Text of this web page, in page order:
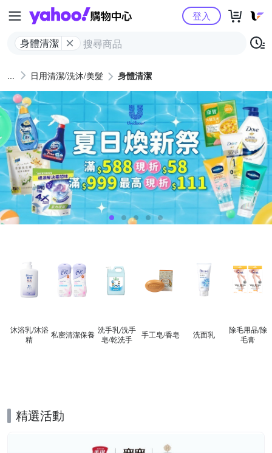
Yahoo購物中心
身體清潔
登入
日用清潔/洗沐/美髮 身體清潔
沐浴乳/沐浴
精
私密清潔保養 洗手乳/洗手
皂/乾洗手
手工皂/香皂 洗面乳
除毛用品/除
毛膏
精選活動